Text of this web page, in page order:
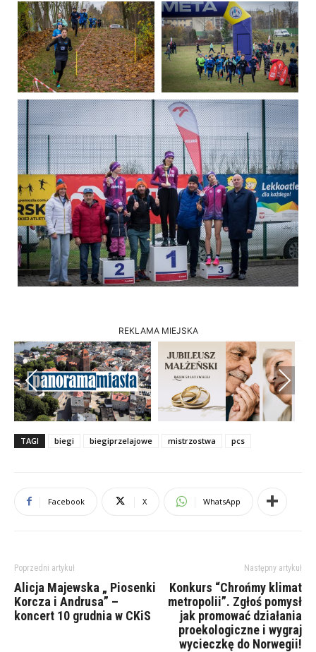
REKLAMA MIEJSKA
Previous Next
TAGI biegi biegiprzelajowe mistrzostwa pcs
Facebook X WhatsApp
Poprzedni artykuł
Alicja Majewska „ Piosenki
Korcza i Andrusa” –
koncert 10 grudnia w CKiS
Następny artykuł
Konkurs “Chrońmy klimat
metropolii”. Zgłoś pomysł
jak promować działania
proekologiczne i wygraj
wycieczkę do Norwegii!